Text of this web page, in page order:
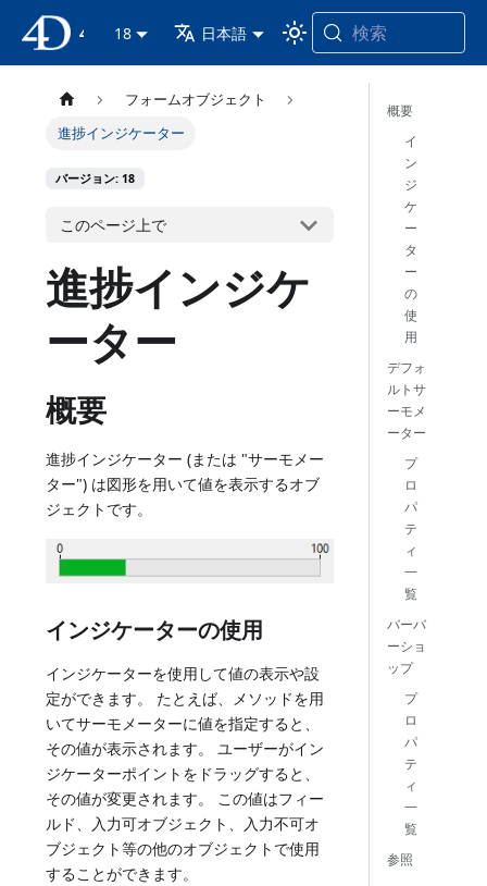
18 日本語 検索
フォームオブジェクト
進捗インジケーター
バージョン: 18
このページ上で
進捗インジケ
ーター
概要
進捗インジケーター (または "サーモメー
ター") は図形を用いて値を表示するオブ
ジェクトです。
インジケーターの使用
インジケーターを使用して値の表示や設
定ができます。 たとえば、メソッドを用
いてサーモメーターに値を指定すると、
その値が表示されます。 ユーザーがイン
ジケーターポイントをドラッグすると、
その値が変更されます。 この値はフィー
ルド、入力可オブジェクト、入力不可オ
ブジェクト等の他のオブジェクトで使用
することができます。
概要
イ
ン
ジ
ケ
ー
タ
ー
の
使
用
デフォ
ルトサ
ーモメ
ーター
プ
ロ
パ
テ
ィ
一
覧
バーバ
ーショ
ップ
プ
ロ
パ
テ
ィ
一
覧
参照